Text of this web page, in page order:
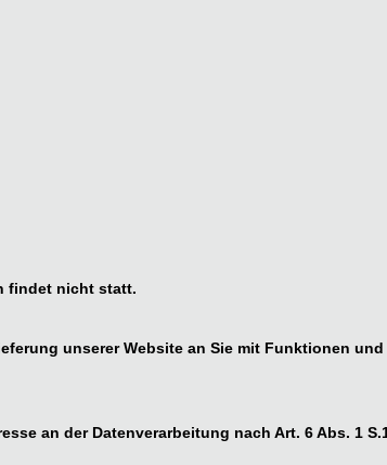
findet nicht statt.
unserer Website an Sie mit Funktionen
an der Datenverarbeitung nach Art. 6 Abs. 1